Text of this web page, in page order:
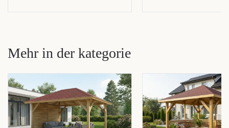
Mehr in der kategorie